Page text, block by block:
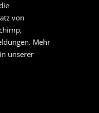
von
Mehr
unserer